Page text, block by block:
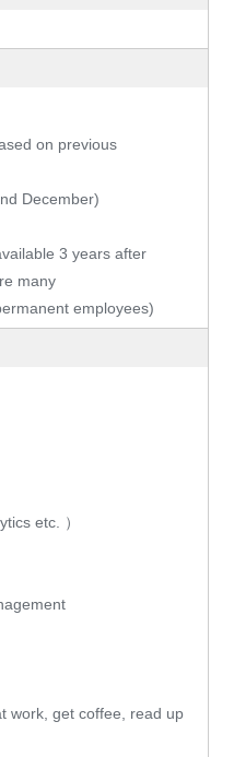
on previous
December)
3 years after
many
employees)
etc. ）
work, get coffee, read up